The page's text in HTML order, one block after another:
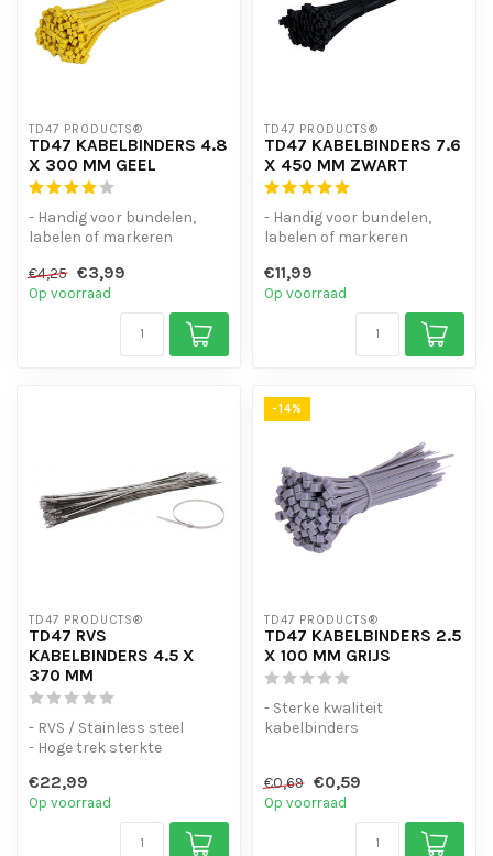
TD47 PRODUCTS®
TD47 KABELBINDERS 4.8
X 300 MM GEEL
- Handig voor bundelen,
labelen of markeren
- UV-bestend...
€4,25 €3,99
Op voorraad
TD47 PRODUCTS®
TD47 KABELBINDERS 7.6
X 450 MM ZWART
- Handig voor bundelen,
labelen of markeren
- UV-bestend...
€11,99
Op voorraad
TD47 PRODUCTS®
TD47 RVS
KABELBINDERS 4.5 X
370 MM
- RVS / Stainless steel
- Hoge trek sterkte
€22,99
Op voorraad
-14%
TD47 PRODUCTS®
TD47 KABELBINDERS 2.5
X 100 MM GRIJS
- Sterke kwaliteit
kabelbinders
- Handig...
€0,69 €0,59
Op voorraad